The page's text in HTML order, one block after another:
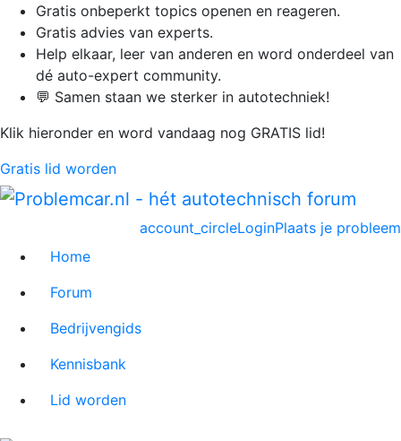
Gratis onbeperkt topics openen en reageren.
Gratis advies van experts.
Help elkaar, leer van anderen en word onderdeel van
dé auto-expert community.
💬 Samen staan we sterker in autotechniek!
Klik hieronder en word vandaag nog GRATIS lid!
Gratis lid worden
Plaats je probleem
account_circleLogin
Home
Forum
Bedrijvengids
Kennisbank
Lid worden